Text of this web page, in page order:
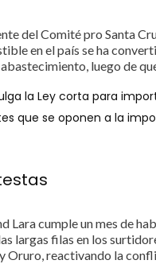
del Comité pro Santa
en el país se ha
luego de
la Ley corta para
que se oponen a la
Lara cumple un mes de
largas filas en los
Oruro, reactivando la